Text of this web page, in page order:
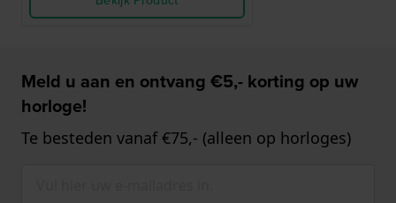
Meld u aan en ontvang €5,- korting op uw
horloge!
Te besteden vanaf €75,- (alleen op horloges)